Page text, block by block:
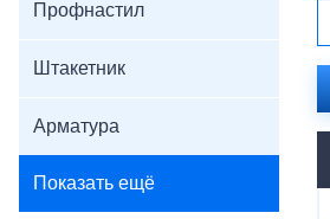
Профнастил
Штакетник
Арматура
Показать ещё